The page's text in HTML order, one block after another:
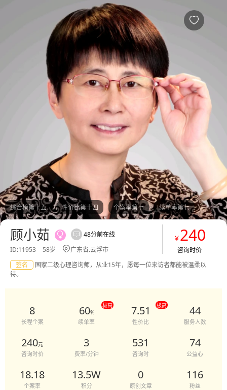
顾小茹心理专家简介，心理咨询服务费用多少，效果怎么样-给力心理

综合榜第十五 性价比第十四 个案率第七 续单率第七
顾小茹  
48分前在线
ID:11953
58岁 广东省.云浮市
￥240
咨询时价
签名
国家二级心理咨询师，从业15年，愿每一位来访者都能被温柔以
待。
8
长程个案
60%
续单率
极高 7.51
性价比
极高 44
服务人数
240元
咨询时价
3
费率/分钟
531
咨询时
74
公益心
18.18
个案率
13.5W
积分
0
原创文章
116
粉丝